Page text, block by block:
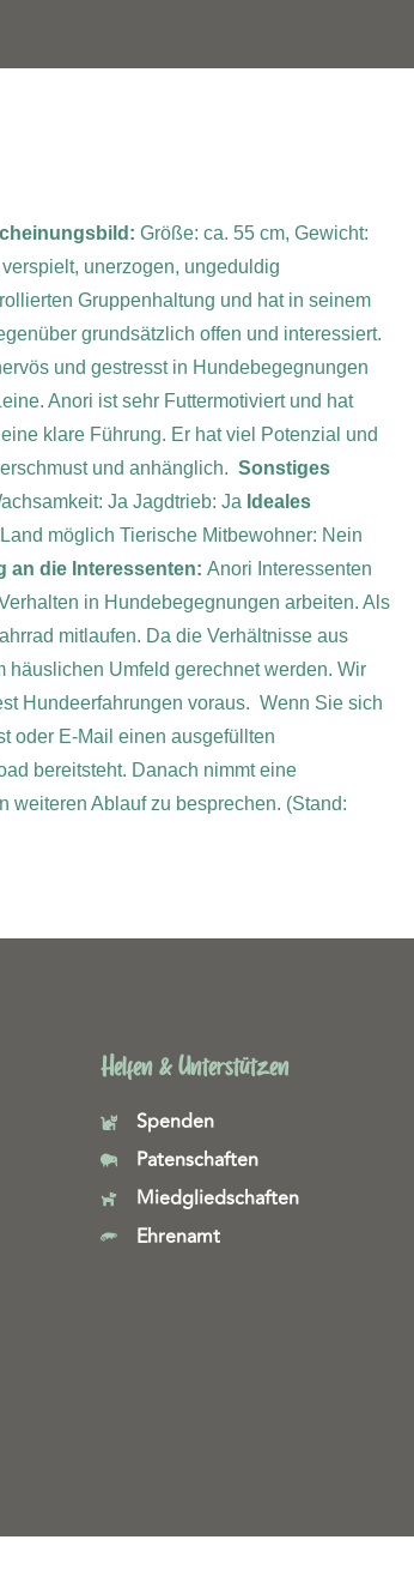
Größe: ca. 55 cm, Gewicht:
unerzogen, ungeduldig
Gruppenhaltung und hat in seinem
grundsätzlich offen und interessiert.
und gestresst in Hundebegegnungen
Anori ist sehr Futtermotiviert und hat
klare Führung. Er hat viel Potenzial und
und anhänglich. Sonstiges
Ja Jagdtrieb: Ja Ideales
möglich Tierische Mitbewohner: Nein
an die Interessenten: Anori Interessenten
in Hundebegegnungen arbeiten. Als
mitlaufen. Da die Verhältnisse aus
Umfeld gerechnet werden. Wir
Hundeerfahrungen voraus. Wenn Sie sich
oder E-Mail einen ausgefüllten
bereitsteht. Danach nimmt eine
weiteren Ablauf zu besprechen. (Stand:
Helfen & Unterstützen
Spenden
Patenschaften
Miedgliedschaften
Ehrenamt